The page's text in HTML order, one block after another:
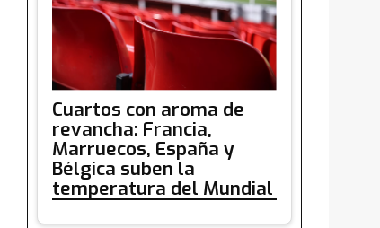
Cuartos con aroma de
revancha: Francia,
Marruecos, España y
Bélgica suben la
temperatura del Mundial